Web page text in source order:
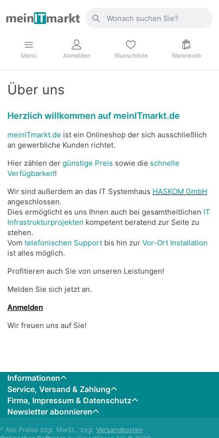
Menü Anmelden Wunschliste Warenkorb
Über uns
Herzlich willkommen auf meinITmarkt.de
meinITmarkt.de ist ein Onlineshop der sich ausschließlich
an gewerbliche Kunden richtet.
Hier zählen der günstige Preis sowie die schnelle
Verfügbarkeit!
Wir sind außerdem an das IT Systemhaus HASKOM GmbH
angeschlossen.
Dies ermöglicht es uns Ihnen auch bei gesamtheitlichen IT
Infrastrukturprojekten kompetent beratend zur Seite zu
stehen.
Vom telefonischen Support bis hin zur Vor-Ort Installation
ist alles möglich.
Profitieren auch Sie von unseren Leistungen!
Melden Sie sich jetzt an.
Anmelden
Wir freuen uns auf Sie!
Informationen
Service, Versand & Zahlung
Firma, Impressum & Datenschutz
Newsletter abonnieren
* Alle Preise zzgl. MwSt., zzgl. Versandkosten